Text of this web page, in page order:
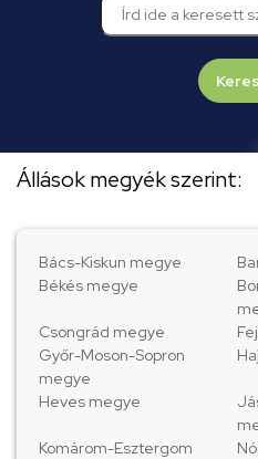
Állások megyék szerint:
Bács-Kiskun megye
Békés megye
Csongrád megye
Győr-Moson-Sopron
megye
Heves megye
Komárom-Esztergom